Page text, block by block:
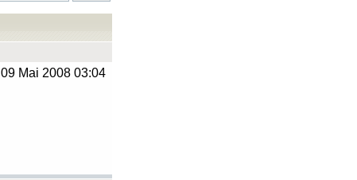
09 Mai 2008 03:04